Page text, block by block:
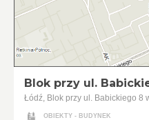
Blok przy ul.
Łódź, Blok przy ul. Babickiego 8
OBIEKTY - BUDYNEK